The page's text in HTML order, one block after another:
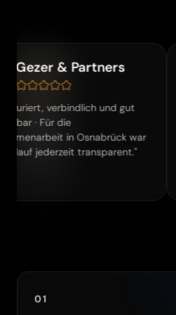
& Partners
und gut
die
in Osnabrück war
transparent."
„Klar im
01